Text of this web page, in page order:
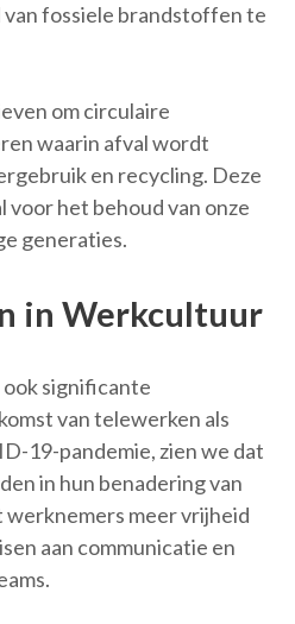
van fossiele brandstoffen te
om circulaire
waarin afval wordt
en recycling. Deze
voor het behoud van onze
generaties.
in Werkcultuur
significante
van telewerken als
19-pandemie, zien we dat
in hun benadering van
meer vrijheid
aan communicatie en